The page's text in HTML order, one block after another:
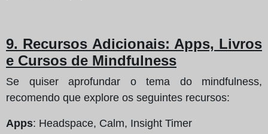
9. Recursos Adicionais: Apps, Livros
e Cursos de Mindfulness
Se quiser aprofundar o tema do mindfulness,
recomendo que explore os seguintes recursos:
Apps: Headspace, Calm, Insight Timer